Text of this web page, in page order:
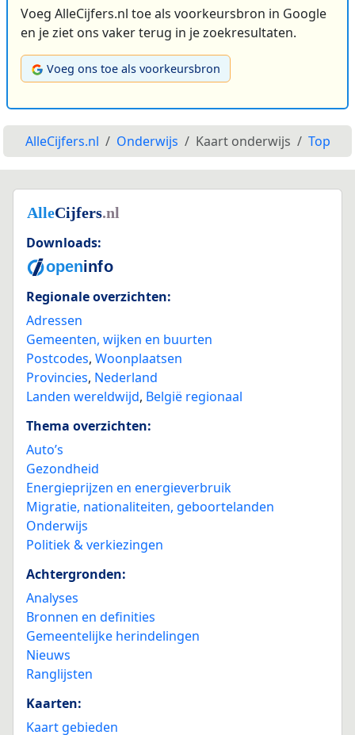
Voeg AlleCijfers.nl toe als voorkeursbron in Google
en je ziet ons vaker terug in je zoekresultaten.
Voeg ons toe als voorkeursbron
AlleCijfers.nl Onderwijs Kaart onderwijs Top
Downloads:
Regionale overzichten:
Adressen
Gemeenten, wijken en buurten
Postcodes, Woonplaatsen
Provincies, Nederland
Landen wereldwijd, België regionaal
Thema overzichten:
Auto’s
Gezondheid
Energieprijzen en energieverbruik
Migratie, nationaliteiten, geboortelanden
Onderwijs
Politiek & verkiezingen
Achtergronden:
Analyses
Bronnen en definities
Gemeentelijke herindelingen
Nieuws
Ranglijsten
Kaarten:
Kaart gebieden